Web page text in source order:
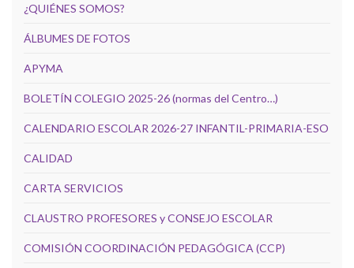
¿QUIÉNES SOMOS?
ÁLBUMES DE FOTOS
APYMA
BOLETÍN COLEGIO 2025-26 (normas del Centro…)
CALENDARIO ESCOLAR 2026-27 INFANTIL-PRIMARIA-ESO
CALIDAD
CARTA SERVICIOS
CLAUSTRO PROFESORES y CONSEJO ESCOLAR
COMISIÓN COORDINACIÓN PEDAGÓGICA (CCP)